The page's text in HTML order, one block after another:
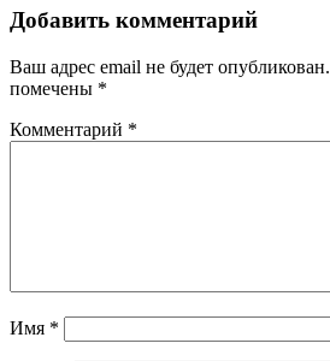
Добавить комментарий
Ваш адрес email не будет опубликован.
помечены *
Комментарий *
Имя *